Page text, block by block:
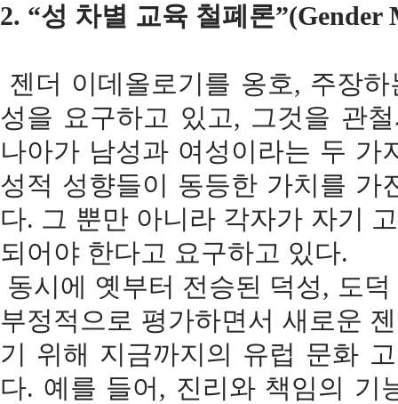
2. “성 차별 교육 철폐론
젠더 이데올로기를 옹호, 주장
성을 요구하고 있고, 그것을 관
나아가 남성과 여성이라는 두
성적 성향들이 동등한 가치를 가
다. 그 뿐만 아니라 각자가 자기
되어야 한다고 요구하고 있다.
동시에 옛부터 전승된 덕성, 도
부정적으로 평가하면서 새로운
기 위해 지금까지의 유럽 문화
다. 예를 들어, 진리와 책임의 기